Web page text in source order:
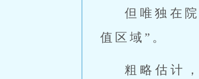
但唯独在
值区域”。
粗略估计